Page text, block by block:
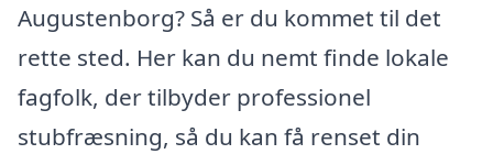
Augustenborg? Så er du kommet til det
rette sted. Her kan du nemt finde lokale
fagfolk, der tilbyder professionel
stubfræsning, så du kan få renset din